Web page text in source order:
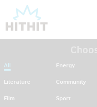
All Energy
Literature
Community
Film
Sport